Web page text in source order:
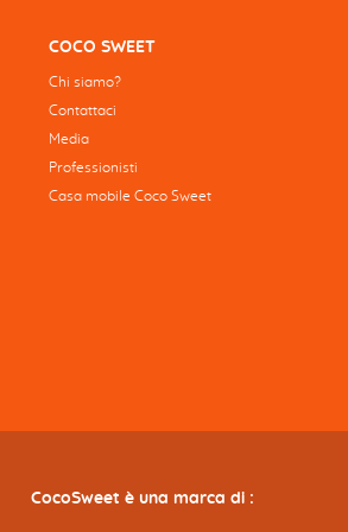
COCO SWEET
Chi siamo?
Contattaci
Media
Professionisti
Casa mobile Coco Sweet
CocoSweet è una marca di :